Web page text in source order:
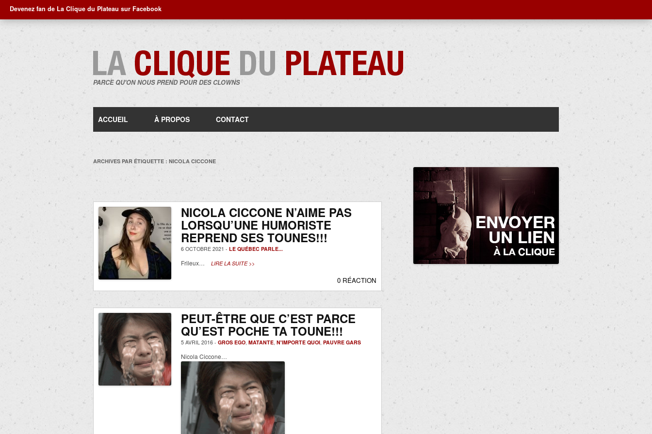
Devenez fan de La Clique du Plateau sur Facebook
PARCE QU'ON NOUS PREND POUR DES CLOWNS
au
ACCUEIL À PROPOS CONTACT
ARCHIVES PAR ÉTIQUETTE : NICOLA CICCONE
NICOLA CICCONE N’AIME PAS
LORSQU’UNE HUMORISTE
REPREND SES TOUNES!!!
6 OCTOBRE 2021 - LE QUÉBEC PARLE...
Frileux… LIRE LA SUITE >>
0 RÉACTION
PEUT-ÊTRE QUE C’EST PARCE
QU’EST POCHE TA TOUNE!!!
5 AVRIL 2016 - GROS EGO, MATANTE, N'IMPORTE QUOI, PAUVRE GARS
Nicola Ciccone…